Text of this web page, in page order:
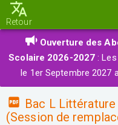
Retour
Ouverture des
Scolaire 2026-2027 :
le 1er Septembre 2027
Bac L
(Session de